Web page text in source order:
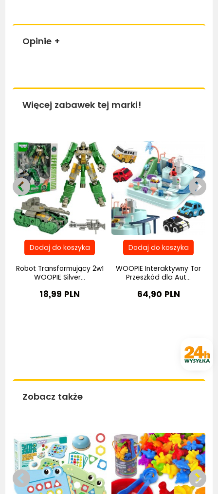
Opinie +
Więcej zabawek tej marki!
Robot Transformujący 2w1
WOOPIE Silver...
18,99 PLN
WOOPIE Interaktywny Tor
Przeszkód dla Aut...
64,90 PLN
Zobacz także